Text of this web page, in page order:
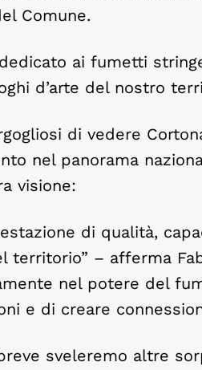
Comune.
dedicato ai fumetti
d’arte del nostro
di vedere
nel panorama
visione:
di qualità,
territorio” – afferma
nel potere del
e di creare
sveleremo altre